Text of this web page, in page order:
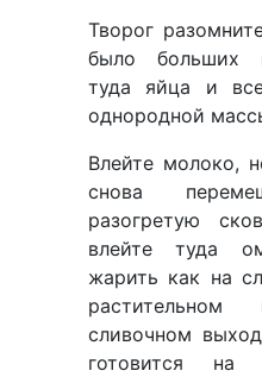
Творог
было больших
туда яйца и
однородной
Влейте молоко,
снова
разогретую
влейте туда
жарить как на
сливочном
готовится на